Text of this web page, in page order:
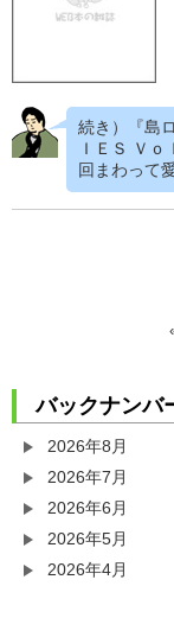
続き）『島
ＩＥＳ Ｖ
回まわって
バックナンバ
2026年8月
2026年7月
2026年6月
2026年5月
2026年4月